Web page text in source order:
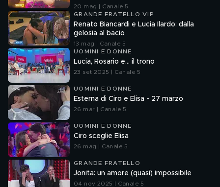
20 mag | Canale 5
GRANDE FRATELLO VIP
Renato Biancardi e Lucia Ilardo: dalla
gelosia al bacio
13 mag | Canale 5
UOMINI E DONNE
Lucia, Rosario e... il trono
23 set 2025 | Canale 5
UOMINI E DONNE
Esterna di Ciro e Elisa - 27 marzo
26 mar | Canale 5
UOMINI E DONNE
Ciro sceglie Elisa
26 mag | Canale 5
GRANDE FRATELLO
Jonita: un amore (quasi) impossibile
04 nov 2025 | Canale 5